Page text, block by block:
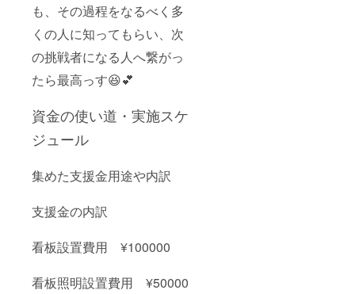
も、その過程をなるべく多
くの人に知ってもらい、次
の挑戦者になる人へ繋がっ
たら最高っす😆💕
資金の使い道・実施スケ
ジュール
集めた支援金用途や内訳
支援金の内訳
看板設置費用 ¥100000
看板照明設置費用 ¥50000